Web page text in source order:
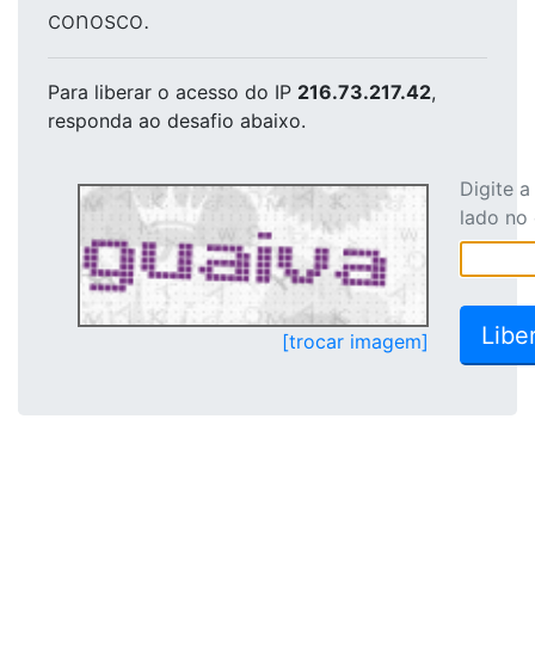
conosco.
Para liberar o acesso do IP 216.73.217.42,
responda ao desafio abaixo.
[trocar imagem]
Digite
lado no